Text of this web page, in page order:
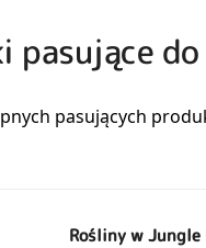
pasujące
Rośliny w Jungle